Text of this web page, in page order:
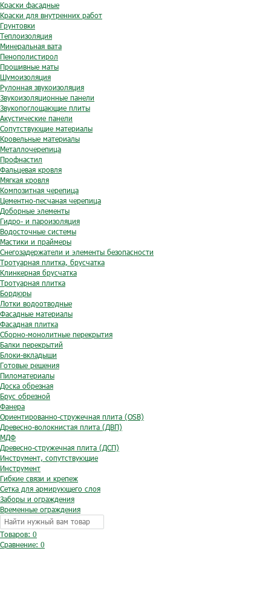
Краски фасадные
Краски для внутренних работ
Грунтовки
Теплоизоляция
Минеральная вата
Пенополистирол
Прошивные маты
Шумоизоляция
Рулонная звукоизоляция
Звукоизоляционные панели
Звукопоглощающие плиты
Акустические панели
Сопутствующие материалы
Кровельные материалы
Металлочерепица
Профнастил
Фальцевая кровля
Мягкая кровля
Композитная черепица
Цементно-песчаная черепица
Доборные элементы
Гидро- и пароизоляция
Водосточные системы
Мастики и праймеры
Снегозадержатели и элементы безопасности
Тротуарная плитка, брусчатка
Клинкерная брусчатка
Тротуарная плитка
Бордюры
Лотки водоотводные
Фасадные материалы
Фасадная плитка
Сборно-монолитные перекрытия
Балки перекрытий
Блоки-вкладыши
Готовые решения
Пиломатериалы
Доска обрезная
Брус обрезной
Фанера
Ориентированно-стружечная плита (OSB)
Древесно-волокнистая плита (ДВП)
МДФ
Древесно-стружечная плита (ДСП)
Инструмент, сопутствующие
Инструмент
Гибкие связи и крепеж
Сетка для армирующего слоя
Заборы и ограждения
Временные ограждения
Товаров: 0
Сравнение: 0